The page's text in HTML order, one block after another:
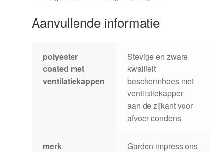
Aanvullende informatie
polyester
coated met
ventilatiekappen
Stevige en zware
kwaliteit
beschermhoes met
ventilatiekappen
aan de zijkant voor
afvoer condens
merk Garden impressions